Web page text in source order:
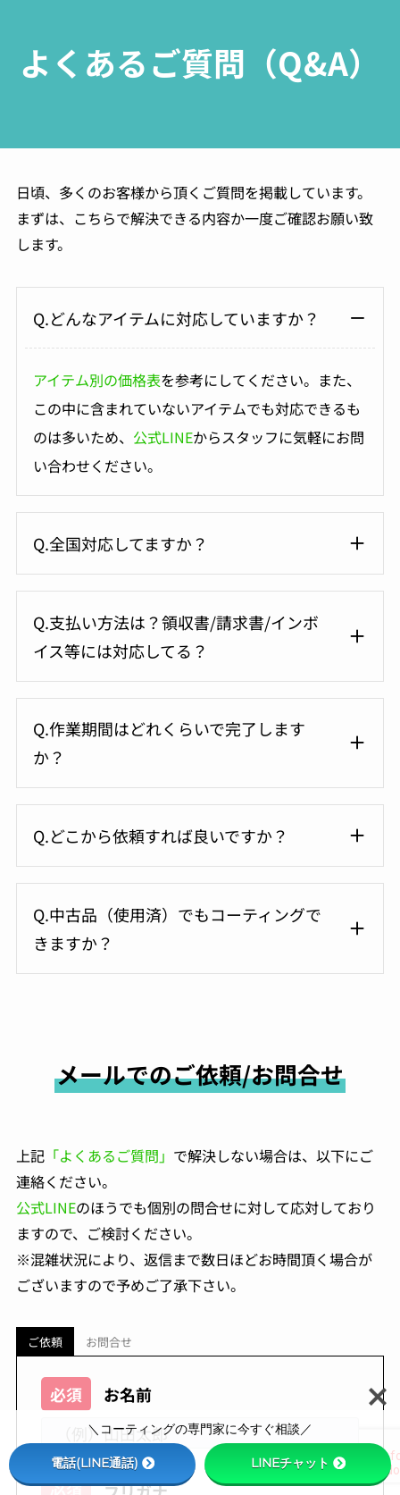
よくあるご質問（Q&A）
日頃、多くのお客様から頂くご質問を掲載しています。
まずは、こちらで解決できる内容か一度ご確認お願い致
します。
Q.どんなアイテムに対応していますか？
アイテム別の価格表を参考にしてください。また、
この中に含まれていないアイテムでも対応できるも
のは多いため、 公式LINEからスタッフに気軽にお問
い合わせください。
Q.全国対応してますか？
Q.支払い方法は？領収書/請求書/インボ
イス等には対応してる？
Q.作業期間はどれくらいで完了します
か？
Q.どこから依頼すれば良いですか？
Q.中古品（使用済）でもコーティングで
きますか？
メールでのご依頼/お問合せ
上記「よくあるご質問」 で解決しない場合は、以下にご
連絡ください。
公式LINEのほうでも個別の問合せに対して応対しており
ますので、ご検討ください。
※混雑状況により、返信まで数日ほどお時間頂く場合が
ございますので予めご了承下さい。
ご依頼 お問合せ
必須 お名前
＼コーティングの専門家に今すぐ相談／
電話(LINE通話) LINEチャット